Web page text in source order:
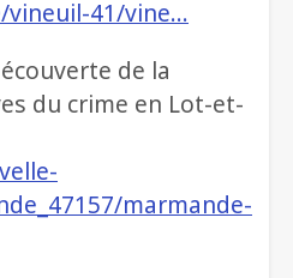
vineuil-41/vine…
de la
du crime en Lot-et-
marmande-